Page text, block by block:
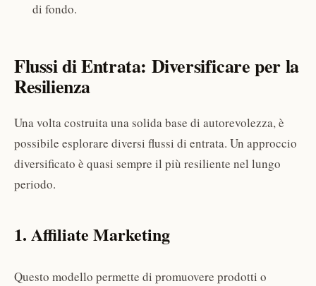
di fondo.
Flussi di Entrata: Diversificare per la
Resilienza
Una volta costruita una solida base di autorevolezza, è
possibile esplorare diversi flussi di entrata. Un approccio
diversificato è quasi sempre il più resiliente nel lungo
periodo.
1. Affiliate Marketing
Questo modello permette di promuovere prodotti o